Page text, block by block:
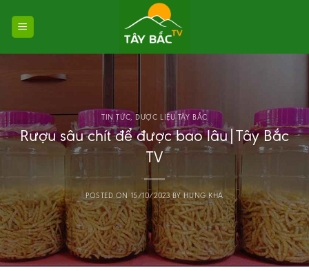
TIN TỨC ,DƯỢC LIỆU TÂY BẮC
Rượu sâu chít để được bao lâu|Tây Bắc
TV
POSTED ON 15/10/2023BY HUNG KHA